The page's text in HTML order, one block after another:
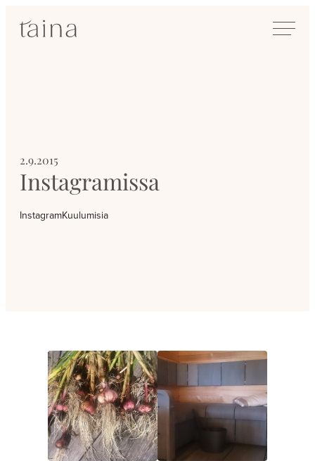
suoraan
SisustusTaina
2.9.2015
Instagramissa
InstagramKuulumisia